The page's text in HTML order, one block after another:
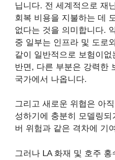
닙니다. 전 세계적으로 재
회복 비용을 지불하는 데
없다는 것을 의미합니다.
중 일부는 인프라 및 도로
같이 일반적으로 보험이
반면, 다른 부분은 강력한
국가에서 나옵니다.
그리고 새로운 위협은 아
성하기에 충분히 모델링되
버 위험과 같은 격차에 기
그러나 LA 화재 및 호주